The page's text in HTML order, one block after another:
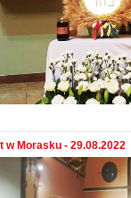
w Morasku - 29.08.2022